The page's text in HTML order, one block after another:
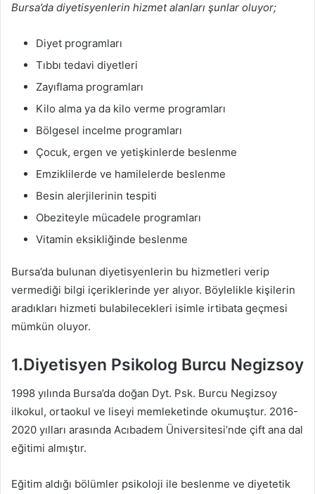
Bursa’da diyetisyenlerin hizmet alanları şunlar oluyor;
Diyet programları
Tıbbı tedavi diyetleri
Zayıflama programları
Kilo alma ya da kilo verme programları
Bölgesel incelme programları
Çocuk, ergen ve yetişkinlerde beslenme
Emziklilerde ve hamilelerde beslenme
Besin alerjilerinin tespiti
Obeziteyle mücadele programları
Vitamin eksikliğinde beslenme
Bursa’da bulunan diyetisyenlerin bu hizmetleri verip
vermediği bilgi içeriklerinde yer alıyor. Böylelikle kişilerin
aradıkları hizmeti bulabilecekleri isimle irtibata geçmesi
mümkün oluyor.
1.Diyetisyen Psikolog Burcu Negizsoy
1998 yılında Bursa’da doğan Dyt. Psk. Burcu Negizsoy
ilkokul, ortaokul ve liseyi memleketinde okumuştur. 2016-
2020 yılları arasında Acıbadem Üniversitesi’nde çift ana dal
eğitimi almıştır.
Eğitim aldığı bölümler psikoloji ile beslenme ve diyetetik